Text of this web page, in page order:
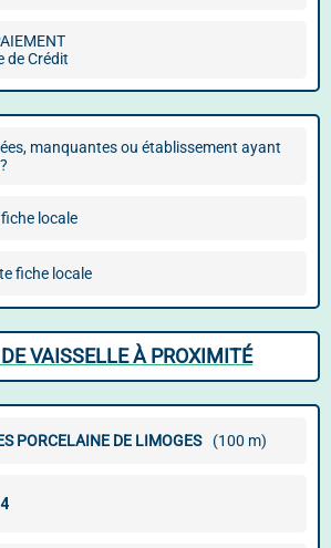
de Crédit
manquantes ou établissement ayant
locale
fiche locale
VAISSELLE À PROXIMITÉ
PORCELAINE DE LIMOGES (100 m)